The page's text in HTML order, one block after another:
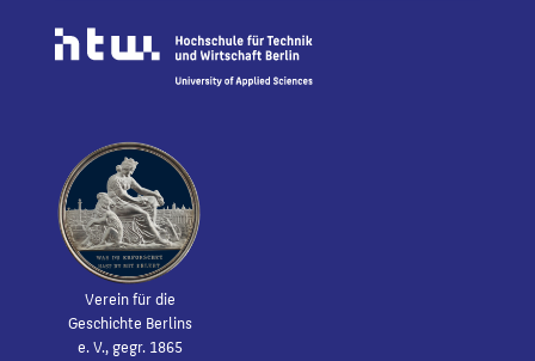
Verein für die
Geschichte Berlins
e. V., gegr. 1865